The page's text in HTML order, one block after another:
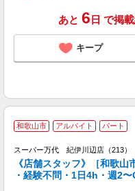
あと 6 日 で掲
キープ
和歌山市 アルバイト パート
スーパー万代 紀伊川辺店（213）
《店舗スタッフ》［和歌山
・経験不問・1日4h・週2〜